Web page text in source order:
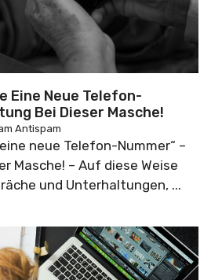
Eine Neue Telefon-
Bei Dieser Masche!
Antispam
neue Telefon-Nummer“ –
Masche! – Auf diese Weise
und Unterhaltungen, ...